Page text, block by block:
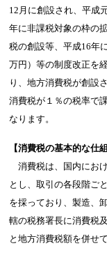
12月に創設され、平成
年に非課税対象の枠の
税の創設等、平成16年
万円）等の制度改正を
り、地方消費税が創設
消費税が１％の税率で
なります。
【消費税の基本的な仕組
消費税は、国内にお
とし、取引の各段階ご
を採っており、製造、
轄の税務署長に消費税
と地方消費税額を併せ